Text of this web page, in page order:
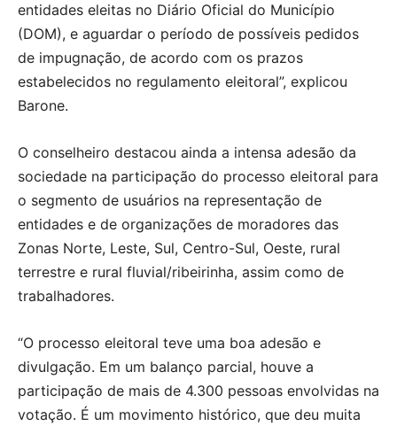
entidades eleitas no Diário Oficial do Município
(DOM), e aguardar o período de possíveis pedidos
de impugnação, de acordo com os prazos
estabelecidos no regulamento eleitoral”, explicou
Barone.
O conselheiro destacou ainda a intensa adesão da
sociedade na participação do processo eleitoral para
o segmento de usuários na representação de
entidades e de organizações de moradores das
Zonas Norte, Leste, Sul, Centro-Sul, Oeste, rural
terrestre e rural fluvial/ribeirinha, assim como de
trabalhadores.
“O processo eleitoral teve uma boa adesão e
divulgação. Em um balanço parcial, houve a
participação de mais de 4.300 pessoas envolvidas na
votação. É um movimento histórico, que deu muita